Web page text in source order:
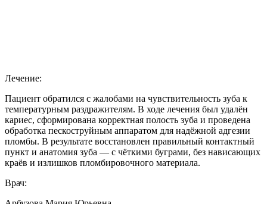
Лечение:
Пациент обратился с жалобами на чувствительность зуба к
температурным раздражителям. В ходе лечения был удалён
кариес, сформирована корректная полость зуба и проведена
обработка пескоструйным аппаратом для надёжной адгезии
пломбы. В результате восстановлен правильный контактный
пункт и анатомия зуба — с чёткими буграми, без нависающих
краёв и излишков пломбировочного материала.
Врач: